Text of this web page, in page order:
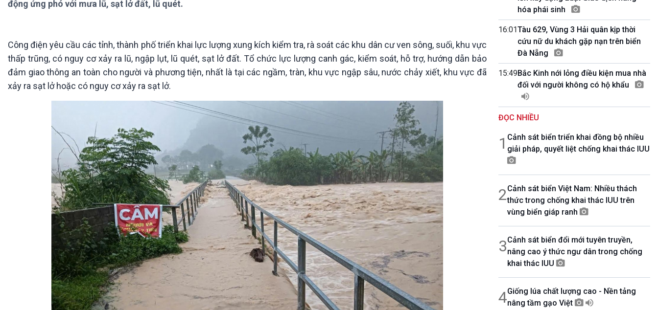
360 độ Sức khỏe
Chuyên gia của bạn
Xã hội chuyển động
Bước chân đến trường
Kết nối công nghệ
10 phút Sự kiện - Luận bàn
Dòng chảy sự kiện
Đối thoại
Diễn đàn chủ nhật
Chuyện đêm
VOV1 đặc biệt
động ứng phó với mưa lũ, sạt lở đất, lũ quét.
Công điện yêu cầu các tỉnh, thành phố triển khai lực lượng xung kích kiểm tra, rà soát các khu dân cư ven sông, suối, khu vực
thấp trũng, có nguy cơ xảy ra lũ, ngập lụt, lũ quét, sạt lở đất. Tổ chức lực lượng canh gác, kiểm soát, hỗ trợ, hướng dẫn bảo
đảm giao thông an toàn cho người và phương tiện, nhất là tại các ngầm, tràn, khu vực ngập sâu, nước chảy xiết, khu vực đã
xảy ra sạt lở hoặc có nguy cơ xảy ra sạt lở.
hóa phái sinh
16:01Tàu 629, Vùng 3 Hải quân kịp thời
cứu nữ du khách gặp nạn trên biển
Đà Nẵng
15:49Bắc Kinh nới lỏng điều kiện mua nhà
đối với người không có hộ khẩu
ĐỌC NHIỀU
1 Cảnh sát biển triển khai đồng bộ nhiều
giải pháp, quyết liệt chống khai thác IUU
2Cảnh sát biển Việt Nam: Nhiều thách
thức trong chống khai thác IUU trên
vùng biển giáp ranh
3Cảnh sát biển đổi mới tuyên truyền,
nâng cao ý thức ngư dân trong chống
khai thác IUU
4Giống lúa chất lượng cao - Nền tảng
nâng tầm gạo Việt